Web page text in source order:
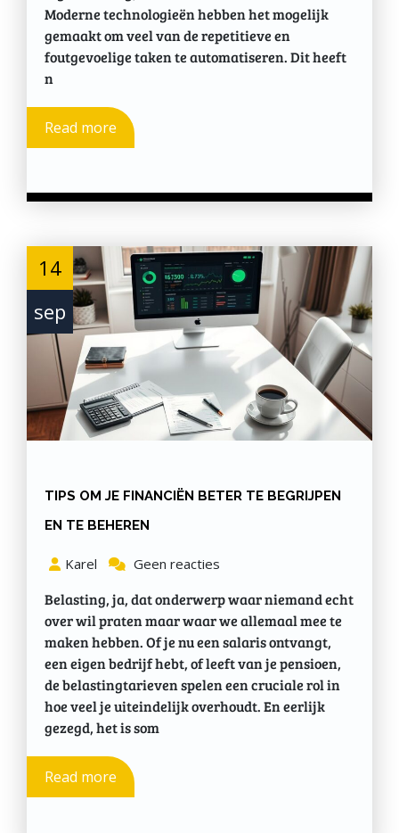
Moderne technologieën hebben het mogelijk
gemaakt om veel van de repetitieve en
foutgevoelige taken te automatiseren. Dit heeft
n
Read more
14
sep
TIPS OM JE FINANCIËN BETER TE BEGRIJPEN
EN TE BEHEREN
Karel Geen reacties
Belasting, ja, dat onderwerp waar niemand echt
over wil praten maar waar we allemaal mee te
maken hebben. Of je nu een salaris ontvangt,
een eigen bedrijf hebt, of leeft van je pensioen,
de belastingtarieven spelen een cruciale rol in
hoe veel je uiteindelijk overhoudt. En eerlijk
gezegd, het is som
Read more